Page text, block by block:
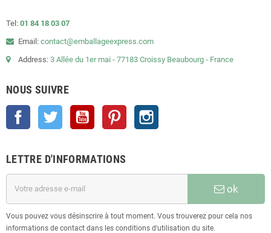
Tel: 01 84 18 03 07
Email: contact@emballageexpress.com
Address: 3 Allée du 1er mai - 77183 Croissy Beaubourg - France
NOUS SUIVRE
Facebook Twitter YouTube Pinterest
LETTRE D'INFORMATIONS
ok
Vous pouvez vous désinscrire à tout moment. Vous trouverez pour cela nos
informations de contact dans les conditions d'utilisation du site.